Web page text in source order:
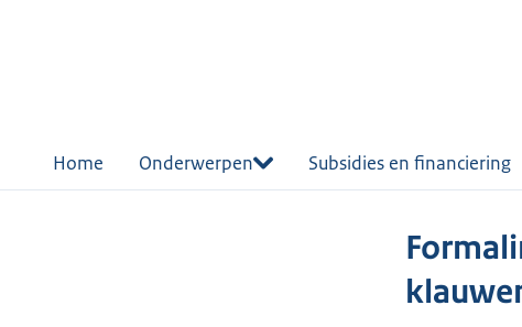
Home Onderwerpen Subsidies en financiering